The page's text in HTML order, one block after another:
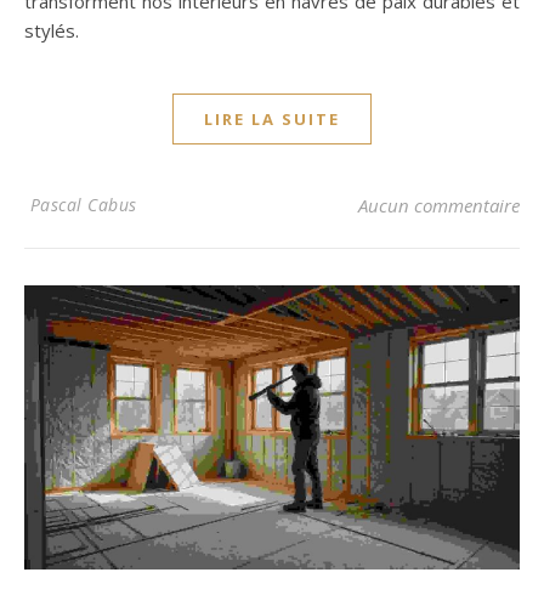
stylés.
LIRE LA SUITE
Pascal Cabus Aucun commentaire